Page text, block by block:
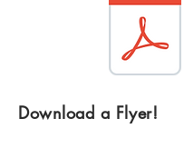
Download a Flyer!